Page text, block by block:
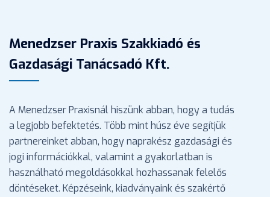
Menedzser Praxis Szakkiadó és
Gazdasági Tanácsadó Kft.
A Menedzser Praxisnál hiszünk abban, hogy a tudás
a legjobb befektetés. Több mint húsz éve segítjük
partnereinket abban, hogy naprakész gazdasági és
jogi információkkal, valamint a gyakorlatban is
használható megoldásokkal hozhassanak felelős
döntéseket. Képzéseink, kiadványaink és szakértő